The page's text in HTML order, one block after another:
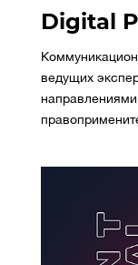
Digital
ведущих